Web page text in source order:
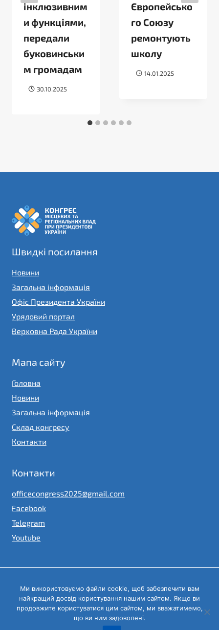
інклюзивним
и функціями,
передали
буковинськи
м громадам
30.10.2025
Європейсько
го Союзу
ремонтують
школу
14.01.2025
Швидкі посилання
Новини
Загальна інформація
Офіс Президента України
Урядовий портал
Верховна Рада України
Мапа сайту
Головна
Новини
Загальна інформація
Склад конгресу
Контакти
Контакти
officecongress2025@gmail.com
Facebook
Telegram
Youtube
© 2023
Конгрес місцевих та регіональних влад при Президентові
України
Ми використовуємо файли cookie, щоб забезпечити вам
найкращий досвід користування нашим сайтом. Якщо ви
продовжите користуватися цим сайтом, ми вважатимемо,
що ви ним задоволені.